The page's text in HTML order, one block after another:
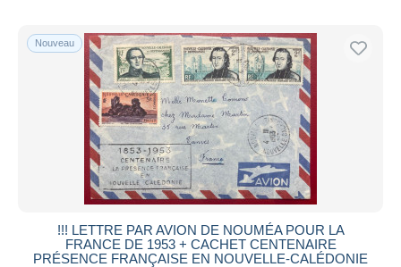
Nouveau
!!! LETTRE PAR AVION DE NOUMÉA POUR LA
FRANCE DE 1953 + CACHET CENTENAIRE
PRÉSENCE FRANÇAISE EN NOUVELLE-CALÉDONIE